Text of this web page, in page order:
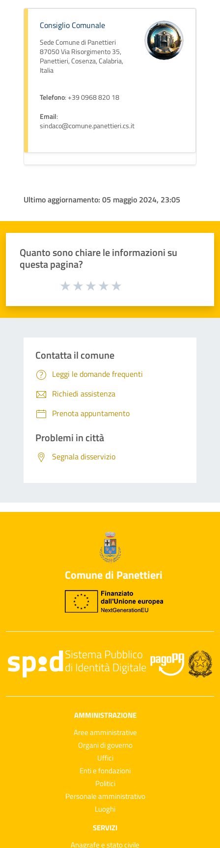
Consiglio Comunale
Sede Comune di Panettieri
87050 Via Risorgimento 35,
Panettieri, Cosenza, Calabria,
Italia
Telefono: +39 0968 820 18
Email:
sindaco@comune.panettieri.cs.it
Ultimo aggiornamento: 05 maggio 2024, 23:05
Quanto sono chiare le informazioni su
questa pagina?
Valuta da 1 a 5 stelle la pagina
Contatta il comune
Leggi le domande frequenti
Richiedi assistenza
Prenota appuntamento
Problemi in città
Segnala disservizio
Comune di Panettieri
AMMINISTRAZIONE
Aree amministrative
Organi di governo
Uffici
Enti e fondazioni
Politici
Personale amministrativo
Luoghi
SERVIZI
Anagrafe e stato civile